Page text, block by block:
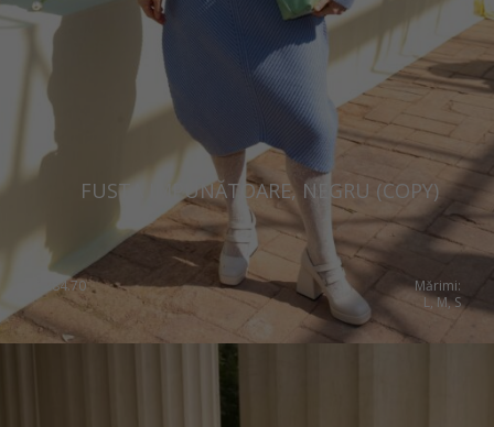
FUSTA IMPUNĂTOARE, NEGRU (COPY)
284.70
Mărimi:
L, M, S